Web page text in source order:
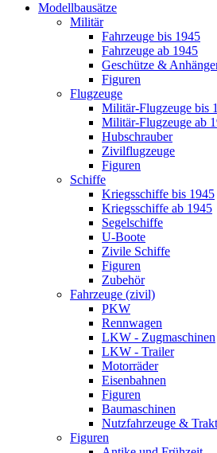
Modellbausätze
Militär
Fahrzeuge bis 1945
Fahrzeuge ab 1945
Geschütze &
Figuren
Flugzeuge
Militär-Flugzeuge bis
Militär-Flugzeuge ab
Hubschrauber
Zivilflugzeuge
Figuren
Schiffe
Kriegsschiffe bis 1945
Kriegsschiffe ab 1945
Segelschiffe
U-Boote
Zivile Schiffe
Figuren
Zubehör
Fahrzeuge (zivil)
PKW
Rennwagen
LKW - Zugmaschinen
LKW - Trailer
Motorräder
Eisenbahnen
Figuren
Baumaschinen
Nutzfahrzeuge &
Figuren